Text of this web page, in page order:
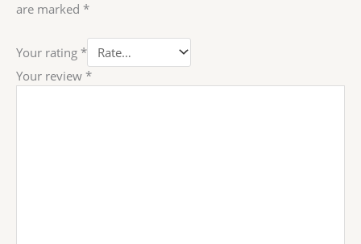
are marked *
Your rating *
Your review *